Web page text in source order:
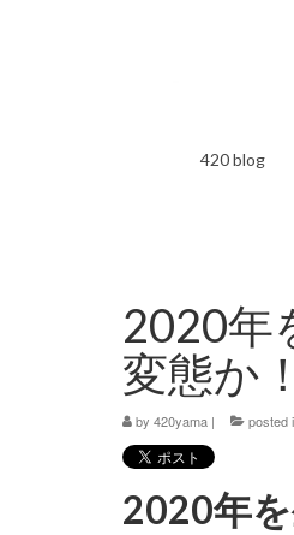
420 blog
2020年
変態か
by 420yama | posted
2020年